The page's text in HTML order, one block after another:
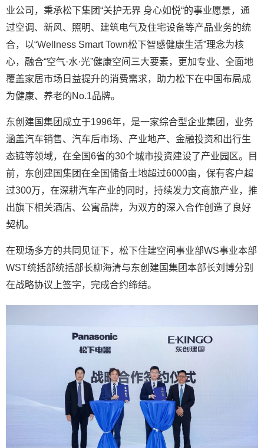
业公司，秉承松下集团“关护无界 身心如悦“的事业愿景，通
过空调、新风、照明、建筑电气及住宅设备等产品业务的统
合，以“Wellness Smart Town松下智感健康生活”理念为核
心，融合“空气·水·光”健康空间三大要素，更加专业、全面地
覆盖家居市场日益提升的消费需求，助力松下在中国布局成
为健康、养老的No.1品牌。
东创建国集团成立于1996年，是一家综合型企业集团，业务
涵盖汽车销售、汽车后市场、产业地产、金融投资和出行生
态链等领域，在全国6省的30个城市投资建设了产业园区。目
前，东创建国集团在全国储备土地超过6000亩，保有客户超
过300万，在深耕汽车产业的同时，持续发力文商旅产业，推
出旗下相关酒店、公寓品牌，为双方的深入合作创造了良好
契机。
在现场多方的共同见证下，松下住建空间事业部WS事业本部
WST统括部统括部长柳海清与东创建国集团本部长刘博分别
在战略协议上签字，完成合约缔结。